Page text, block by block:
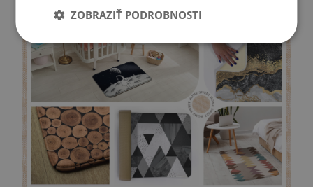
ZOBRAZIŤ PODROBNOSTI